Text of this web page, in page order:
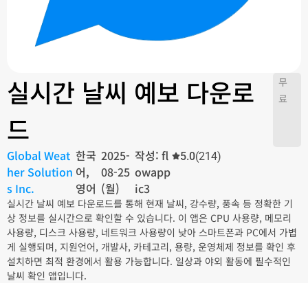
실시간 날씨 예보 다운로
드
무
료
Global Weat
her Solution
s Inc.
한국
어,
영어
2025-
08-25
(월)
작성: fl
owapp
ic3
5.0(214)
실시간 날씨 예보 다운로드를 통해 현재 날씨, 강수량, 풍속 등 정확한 기
상 정보를 실시간으로 확인할 수 있습니다. 이 앱은 CPU 사용량, 메모리
사용량, 디스크 사용량, 네트워크 사용량이 낮아 스마트폰과 PC에서 가볍
게 실행되며, 지원언어, 개발사, 카테고리, 용량, 운영체제 정보를 확인 후
설치하면 최적 환경에서 활용 가능합니다. 일상과 야외 활동에 필수적인
날씨 확인 앱입니다.